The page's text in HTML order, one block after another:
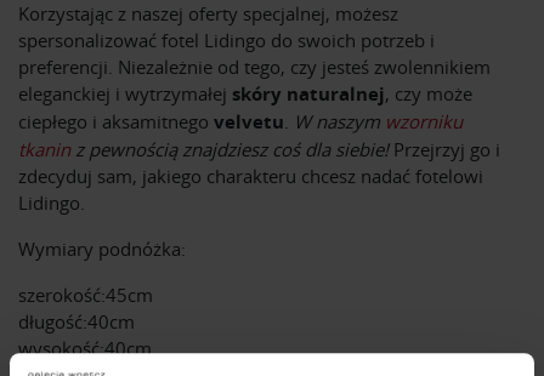
Korzystając z naszej oferty specjalnej, możesz
spersonalizować fotel Lidingo do swoich potrzeb i
preferencji. Niezależnie od tego, czy jesteś zwolennikiem
eleganckiej i wytrzymałej skóry naturalnej, czy może
ciepłego i aksamitnego velvetu. W naszym wzorniku
tkaninz pewnością znajdziesz coś dla siebie!Przejrzyj go i
zdecyduj sam, jakiego charakteru chcesz nadać fotelowi
Lidingo.
Wymiary podnóżka:
szerokość:45cm
długość:40cm
wysokość:40cm